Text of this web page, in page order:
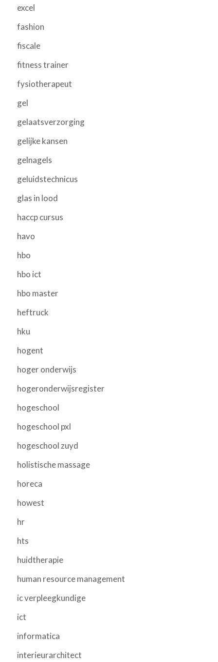
excel
fashion
fiscale
fitness trainer
fysiotherapeut
gel
gelaatsverzorging
gelijke kansen
gelnagels
geluidstechnicus
glas in lood
haccp cursus
havo
hbo
hbo ict
hbo master
heftruck
hku
hogent
hoger onderwijs
hogeronderwijsregister
hogeschool
hogeschool pxl
hogeschool zuyd
holistische massage
horeca
howest
hr
hts
huidtherapie
human resource management
ic verpleegkundige
ict
informatica
interieurarchitect